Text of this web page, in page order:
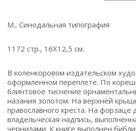
М., Синодальная типография
1172 стр., 16Х12,5 см.
В коленкоровом издательском
оформленном переплете. По
блинтовое тиснение
назания золотом. На верхней
православного креста. На форзаце
владельческая надпись,
чернилами. К книге выполнен